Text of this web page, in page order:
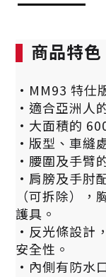
商品特色
·MM93 特仕
·適合亞洲人
·大面積的
·版型、車縫
·腰圍及手臂
·肩膀及手肘
（可拆除），
護具。
·反光條設計
安全性。
·內側有防水